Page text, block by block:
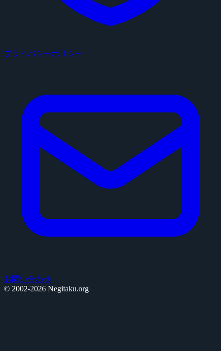
プライバシーポリシー
お問い合わせ
© 2002-2026 Negitaku.org